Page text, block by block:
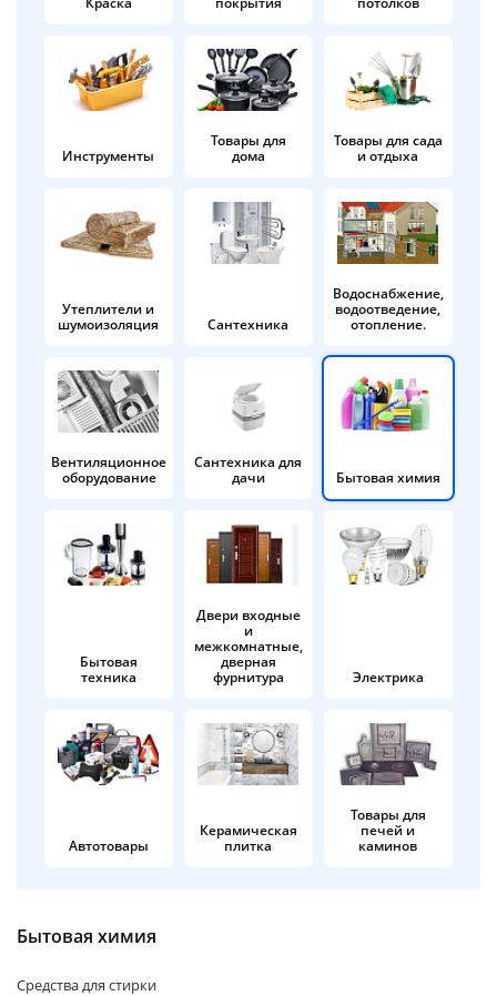
Инструменты
Товары для
дома
Товары для сада
и отдыха
Утеплители и
шумоизоляция
Сантехника
Водоснабжение,
водоотведение,
отопление.
Вентиляционное
оборудование
Сантехника для
дачи
Бытовая химия
Бытовая
техника
Двери входные
и
межкомнатные,
дверная
фурнитура
Электрика
Автотовары
Керамическая
плитка
Товары для
печей и
каминов
Бытовая химия
Средства для стирки
в корзину
Оплачивайте сегодня только
25% картой любого банка
Получайте товар
выбранный способом
Оставшиеся
% будут
по25%каждые 2 недели
Подробнее
об оплате Плайтом
раз в 2
недели
Остались вопросы?
8 800 302-02-51
plait.ru